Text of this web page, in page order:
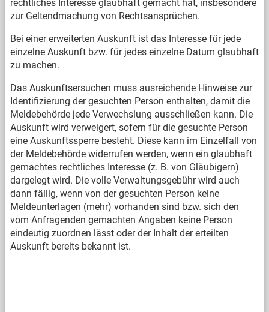
rechtliches Interesse glaubhaft gemacht hat, insbesondere
zur Geltendmachung von Rechtsansprüchen.
Bei einer erweiterten Auskunft ist das Interesse für jede
einzelne Auskunft bzw. für jedes einzelne Datum glaubhaft
zu machen.
Das Auskunftsersuchen muss ausreichende Hinweise zur
Identifizierung der gesuchten Person enthalten, damit die
Meldebehörde jede Verwechslung ausschließen kann. Die
Auskunft wird verweigert, sofern für die gesuchte Person
eine Auskunftssperre besteht. Diese kann im Einzelfall von
der Meldebehörde widerrufen werden, wenn ein glaubhaft
gemachtes rechtliches Interesse (z. B. von Gläubigern)
dargelegt wird. Die volle Verwaltungsgebühr wird auch
dann fällig, wenn von der gesuchten Person keine
Meldeunterlagen (mehr) vorhanden sind bzw. sich den
vom Anfragenden gemachten Angaben keine Person
eindeutig zuordnen lässt oder der Inhalt der erteilten
Auskunft bereits bekannt ist.